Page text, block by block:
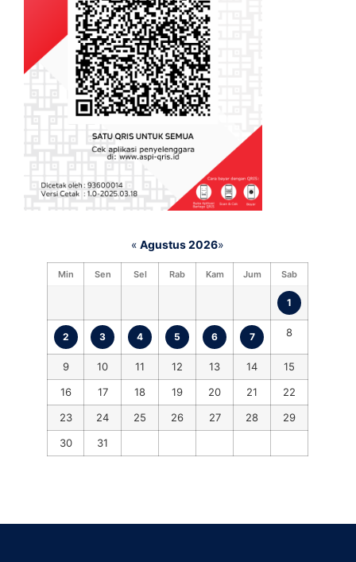
« Agustus 2026»
Min Sen Sel Rab Kam Jum Sab
1
2 3 4 5 6 7 8
9 10 11 12 13 14
15
16
17 18 19 20 21
22
23
24 25 26 27 28
29
30
31